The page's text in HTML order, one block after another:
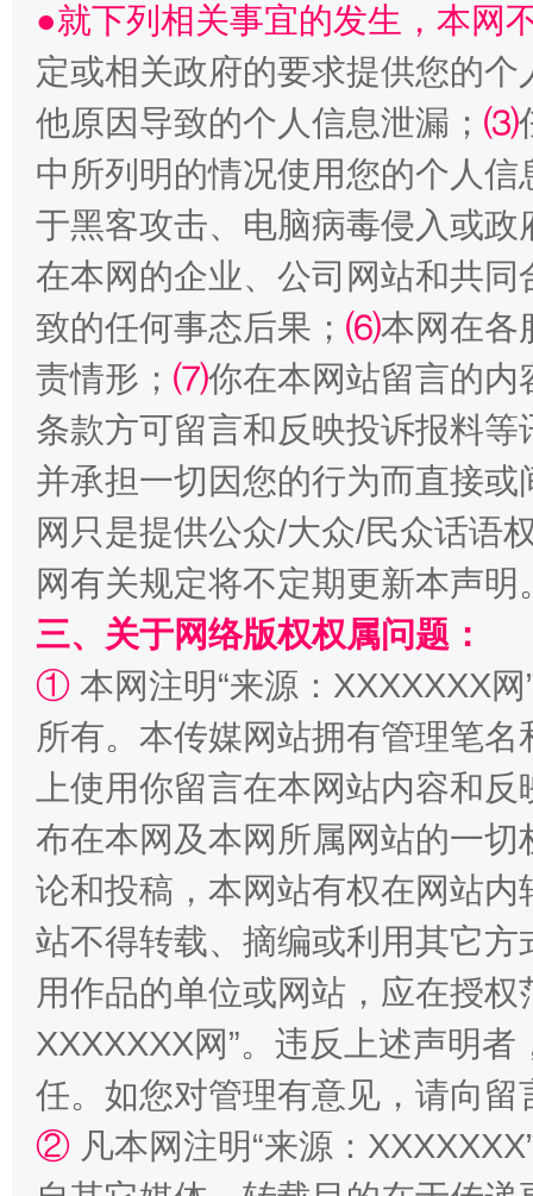
揭批美国五大"原罪" "炒
站台名比不上好声名
漫山遍野的桃花与雪山、麦地、白藏房 除
●就下列相关事宜的发生，本网
定或相关政府的要求提供您的个
他原因导致的个人信息泄漏； ⑶
中所列明的情况使用您的个人
于黑客攻击、电脑病毒侵入或
在本网的企业、公司网站和共
致的任何事态后果； ⑹本网在各
责情形； ⑺你在本网站留言的内
条款方可留言和反映投诉报料
并承担一切因您的行为而直接
网只是提供公众/大众/民众话语
网有关规定将不定期更新本声明
三、关于网络版权权属问题：
① 本网注明“来源：XXXXXXX
所有。本传媒网站拥有管理笔
上使用你留言在本网站内容和
布在本网及本网所属网站的一
论和投稿，本网站有权在网站
站不得转载、摘编或利用其它
用作品的单位或网站，应在授
XXXXXXX网”。违反上述声明
任。如您对管理有意见，请向
② 凡本网注明“来源：